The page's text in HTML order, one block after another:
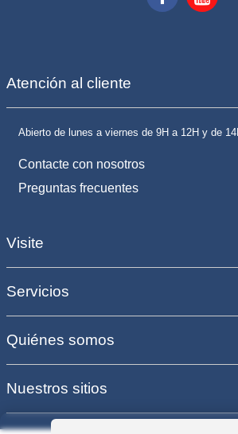
Atención al cliente
Abierto de lunes a viernes de 9H a 12H y de
Contacte con nosotros
Preguntas frecuentes
Visite
Servicios
Quiénes somos
Nuestros sitios